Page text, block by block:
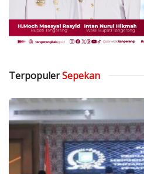
TerpopulerSepekan